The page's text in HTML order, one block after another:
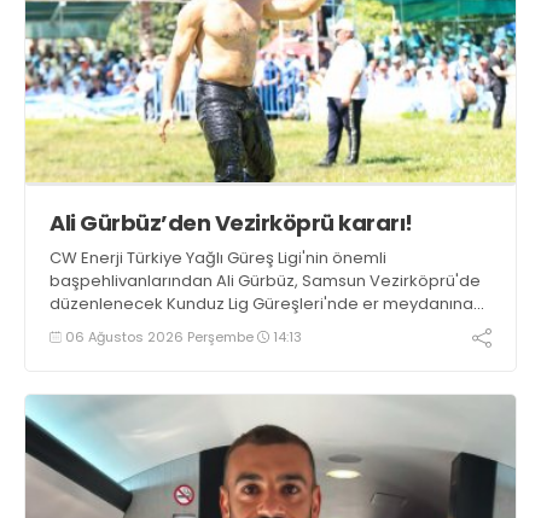
Ali Gürbüz’den Vezirköprü kararı!
CW Enerji Türkiye Yağlı Güreş Ligi'nin önemli
başpehlivanlarından Ali Gürbüz, Samsun Vezirköprü'de
düzenlenecek Kunduz Lig Güreşleri'nde er meydanına
çıkmayacak.
06 Ağustos 2026 Perşembe 14:13